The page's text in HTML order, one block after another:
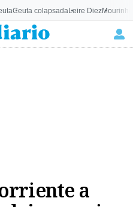
Ceuta colapsadaLeire Diez
a